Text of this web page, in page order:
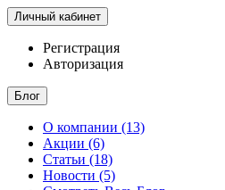
Личный кабинет
Регистрация
Авторизация
Блог
О компании (13)
Акции (6)
Статьи (18)
Новости (5)